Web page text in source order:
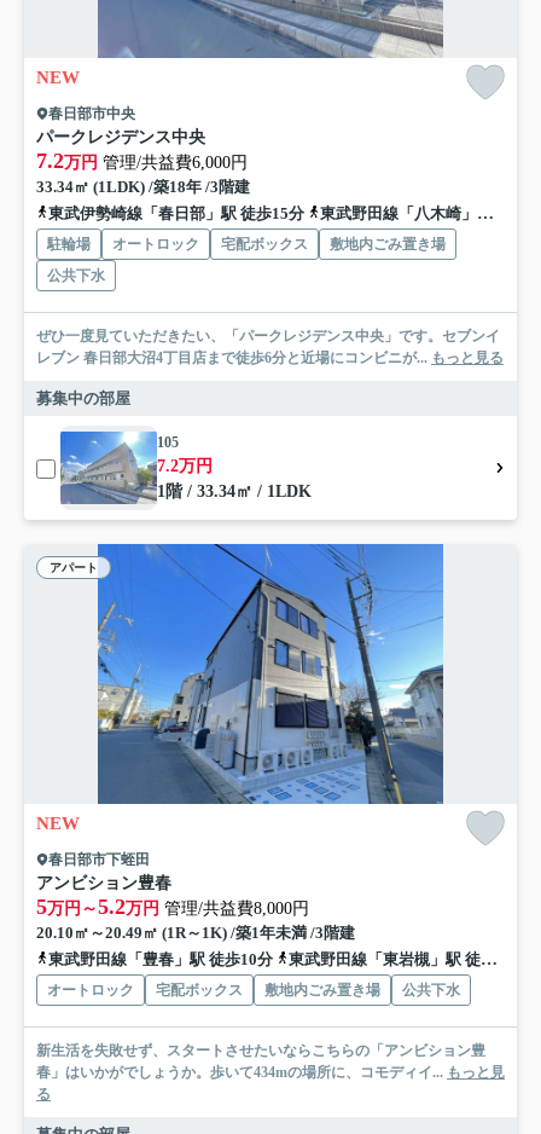
NEW
春日部市中央
パークレジデンス中央
7.2万円 管理/共益費6,000円
33.34㎡ (1LDK) /築18年 /3階建
東武伊勢崎線「春日部」駅 徒歩15分
東武野田線「八木崎」駅 徒歩22分
駐輪場 オートロック 宅配ボックス
敷地内ごみ置き場
公共下水
ぜひ一度見ていただきたい、「パークレジデンス中央」です。セブンイ
レブン 春日部大沼4丁目店まで徒歩6分と近場にコンビニが... もっと見る
募集中の部屋
105
7.2万円
1階 / 33.34㎡ / 1LDK
アパート
NEW
春日部市下蛭田
アンビション豊春
5万円～5.2万円 管理/共益費8,000円
20.10㎡～20.49㎡ (1R～1K) /築1年未満 /3階建
東武野田線「豊春」駅 徒歩10分
東武野田線「東岩槻」駅 徒歩14分
オートロック 宅配ボックス 敷地内ごみ置き場 公共下水
新生活を失敗せず、スタートさせたいならこちらの「アンビション豊
春」はいかがでしょうか。歩いて434mの場所に、コモディイ... もっと見
る